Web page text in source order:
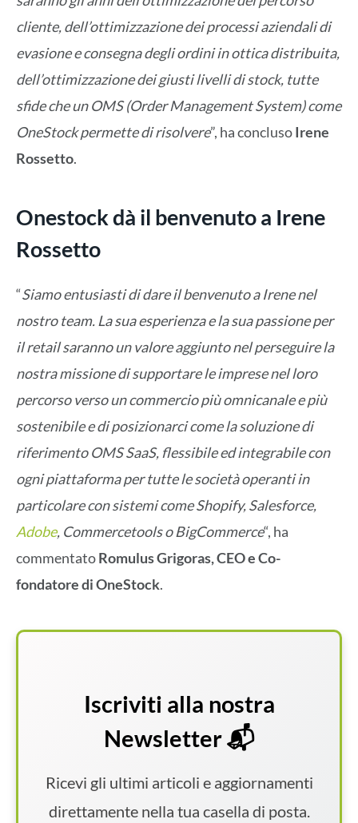
cliente, dell’ottimizzazione dei processi aziendali di
evasione e consegna degli ordini in ottica distribuita,
dell’ottimizzazione dei giusti livelli di stock, tutte
sfide che un OMS (Order Management System) come
OneStock permette di risolvere”, ha conclusoIrene
Rossetto.
Onestock dà il benvenuto a Irene
Rossetto
“Siamo entusiasti di dare il benvenuto a Irene nel
nostro team. La sua esperienza e la sua passione per
il retail saranno un valore aggiunto nel perseguire la
nostra missione di supportare le imprese nel loro
percorso verso un commercio più omnicanale e più
sostenibile e di posizionarci come la soluzione di
riferimento OMS SaaS, flessibile ed integrabile con
ogni piattaforma per tutte le società operanti in
particolare con sistemi come Shopify, Salesforce,
Adobe, Commercetools o BigCommerce“, ha
commentatoRomulus Grigoras, CEO e Co-
fondatore di OneStock.
Iscriviti alla nostra
Newsletter 📬
Ricevi gli ultimi articoli e aggiornamenti
direttamente nella tua casella di posta.